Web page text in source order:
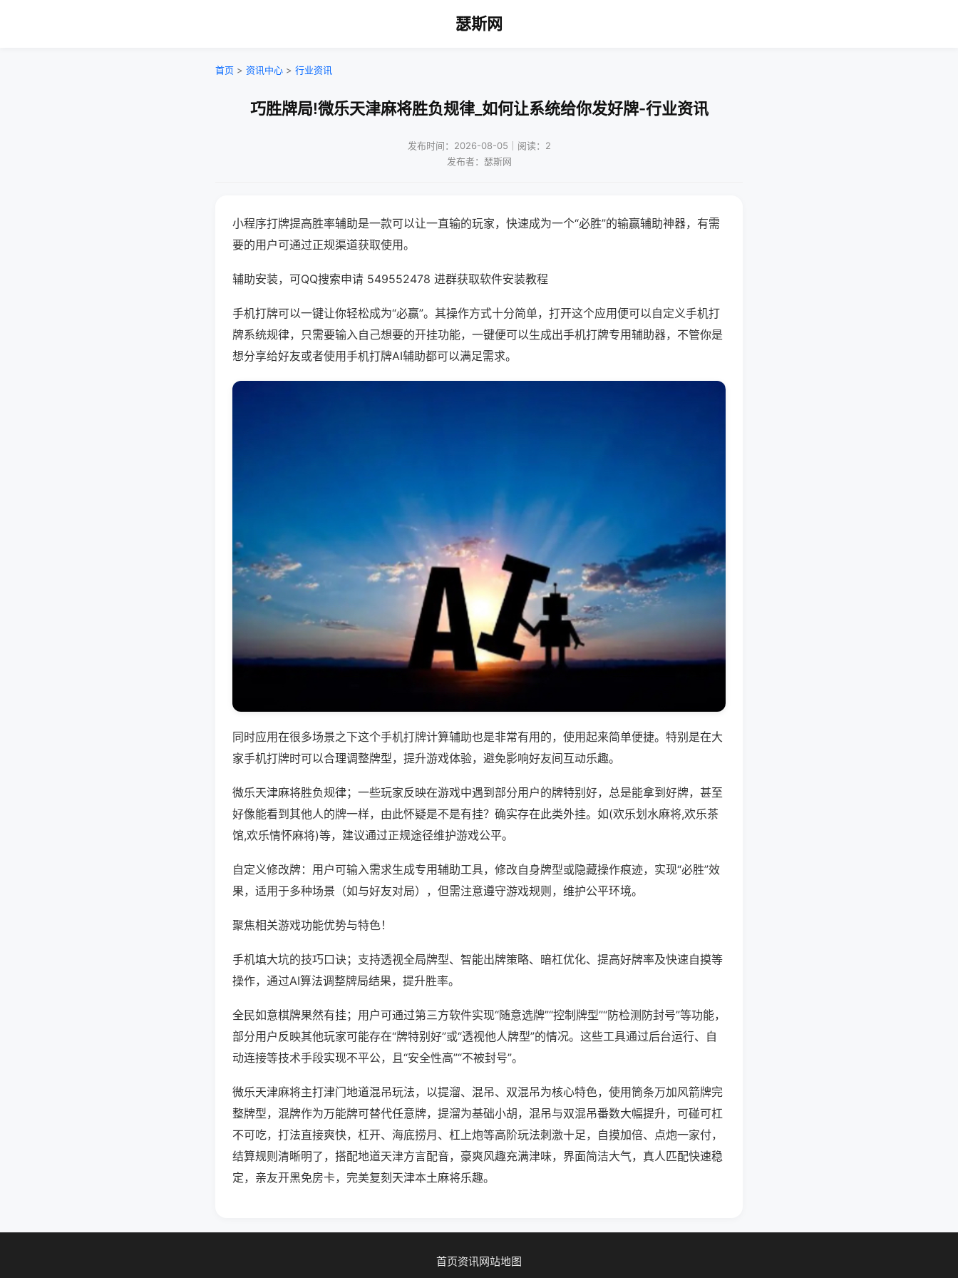
瑟斯网
首页 > 资讯中心 > 行业资讯
巧胜牌局!微乐天津麻将胜负规律_如何让系统给你发好牌-行业资讯
发布时间：2026-08-05｜阅读：2
发布者：瑟斯网
小程序打牌提高胜率辅助是一款可以让一直输的玩家，快速成为一个“必胜”的输赢辅助神器，有需
要的用户可通过正规渠道获取使用。
辅助安装，可QQ搜索申请 549552478 进群获取软件安装教程
手机打牌可以一键让你轻松成为“必赢”。其操作方式十分简单，打开这个应用便可以自定义手机打
牌系统规律，只需要输入自己想要的开挂功能，一键便可以生成出手机打牌专用辅助器，不管你是
想分享给好友或者使用手机打牌AI辅助都可以满足需求。
同时应用在很多场景之下这个手机打牌计算辅助也是非常有用的，使用起来简单便捷。特别是在大
家手机打牌时可以合理调整牌型，提升游戏体验，避免影响好友间互动乐趣。
微乐天津麻将胜负规律；一些玩家反映在游戏中遇到部分用户的牌特别好，总是能拿到好牌，甚至
好像能看到其他人的牌一样，由此怀疑是不是有挂？确实存在此类外挂。如(欢乐划水麻将,欢乐茶
馆,欢乐情怀麻将)等，建议通过正规途径维护游戏公平。
自定义修改牌：用户可输入需求生成专用辅助工具，修改自身牌型或隐藏操作痕迹，实现“必胜”效
果，适用于多种场景（如与好友对局），但需注意遵守游戏规则，维护公平环境。
聚焦相关游戏功能优势与特色！
手机填大坑的技巧口诀；支持透视全局牌型、智能出牌策略、暗杠优化、提高好牌率及快速自摸等
操作，通过AI算法调整牌局结果，提升胜率。
全民如意棋牌果然有挂；用户可通过第三方软件实现“随意选牌”“控制牌型”“防检测防封号”等功能，
部分用户反映其他玩家可能存在“牌特别好”或“透视他人牌型”的情况。这些工具通过后台运行、自
动连接等技术手段实现不平公，且“安全性高”“不被封号”。
微乐天津麻将主打津门地道混吊玩法，以提溜、混吊、双混吊为核心特色，使用筒条万加风箭牌完
整牌型，混牌作为万能牌可替代任意牌，提溜为基础小胡，混吊与双混吊番数大幅提升，可碰可杠
不可吃，打法直接爽快，杠开、海底捞月、杠上炮等高阶玩法刺激十足，自摸加倍、点炮一家付，
结算规则清晰明了，搭配地道天津方言配音，豪爽风趣充满津味，界面简洁大气，真人匹配快速稳
定，亲友开黑免房卡，完美复刻天津本土麻将乐趣。
首页资讯网站地图